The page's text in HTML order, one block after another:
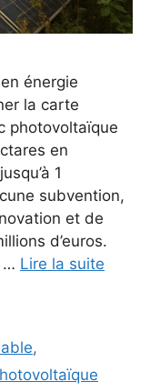
énergie
la carte
photovoltaïque
en
1
subvention,
et de
d’euros.
… Lire la suite
,